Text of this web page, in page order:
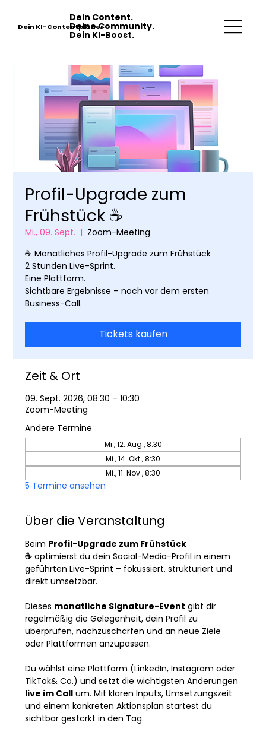
Dein Content.
Deine Community.
Dein KI-Boost.
Dein KI-Contentplaner
Profil-Upgrade zum
Frühstück ☕️
Mi., 09. Sept.
  |
Zoom-Meeting
☕️ Monatliches Profil-Upgrade zum Frühstück
2 Stunden Live-Sprint.
Eine Plattform.
Sichtbare Ergebnisse – noch vor dem ersten
Business-Call.
Tickets kaufen
Zeit & Ort
09. Sept. 2026, 08:30 – 10:30
Zoom-Meeting
Andere Termine
Mi., 12. Aug., 8:30
Mi., 14. Okt., 8:30
Mi., 11. Nov., 8:30
5 Termine ansehen
Über die Veranstaltung
Beim Profil-Upgrade zum Frühstück
☕️ optimierst du dein Social-Media-Profil in einem
geführten Live-Sprint – fokussiert, strukturiert und
direkt umsetzbar.
Dieses monatliche Signature-Event gibt dir
regelmäßig die Gelegenheit, dein Profil zu
überprüfen, nachzuschärfen und an neue Ziele
oder Plattformen anzupassen.
Du wählst eine Plattform (LinkedIn, Instagram oder
TikTok& Co.) und setzt die wichtigsten Änderungen
live im Call um. Mit klaren Inputs, Umsetzungszeit
und einem konkreten Aktionsplan startest du
sichtbar gestärkt in den Tag.